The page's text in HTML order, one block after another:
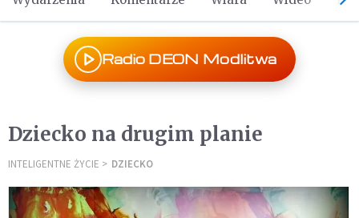
Radio DEON Modlitwa
Dziecko na drugim planie
INTELIGENTNE ŻYCIE DZIECKO